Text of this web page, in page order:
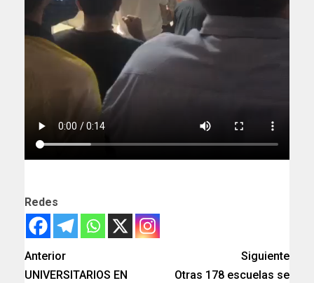
Redes
Anterior
UNIVERSITARIOS EN
Siguiente
Otras 178 escuelas se